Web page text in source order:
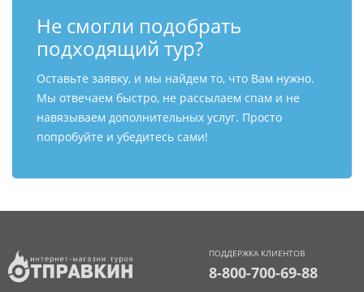
Не смогли подобрать
подходящий тур?
Оставьте заявку, и мы найдем то, что Вам нужно.
Мы отвечаем быстро, не рассылаем спам и не
навязываем дополнительных услуг. Просто
попробуйте и убедитесь сами!
ПОДДЕРЖКА КЛИЕНТОВ
8-800-700-69-88